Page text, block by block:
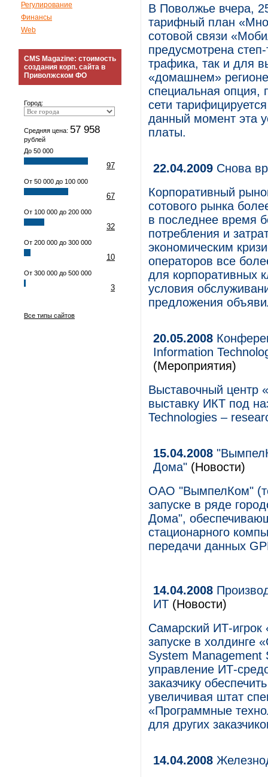
Регулирование
Финансы
Web
CMS Magazine: стоимость
создания корп. сайта в
Приволжском ФО
Город:
Средняя цена: 57 958
рублей
До 50 000
97
От 50 000 до 100 000
67
От 100 000 до 200 000
32
От 200 000 до 300 000
10
От 300 000 до 500 000
3
Все типы сайтов
В Поволжье вчера,
тарифный план
сотовой связи
предусмотрена
трафика, так и для
«домашнем»
специальная опция,
сети
данный момент эта
платы.
22.04.2009 Снова
Корпоративный
сотового рынка
в последнее время
потребления и
экономическим
операторов все
для корпоративных
условия
предложения
20.05.2008
Information
(Мероприятия)
Выставочный центр
выставку ИКТ под
Technologies –
15.04.2008
Дома" (Новости)
ОАО "ВымпелКом"
запуске в ряде
Дома",
стационарного
передачи данных
14.04.2008
ИТ (Новости)
Самарский ИТ-игрок
запуске в холдинге
System Management
управление ИТ-
заказчику
увеличивая штат
«Программные
для других
14.04.2008